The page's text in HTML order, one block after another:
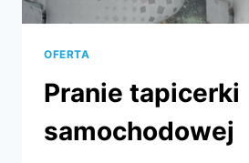
OFERTA
Pranie tapicerki
samochodowej